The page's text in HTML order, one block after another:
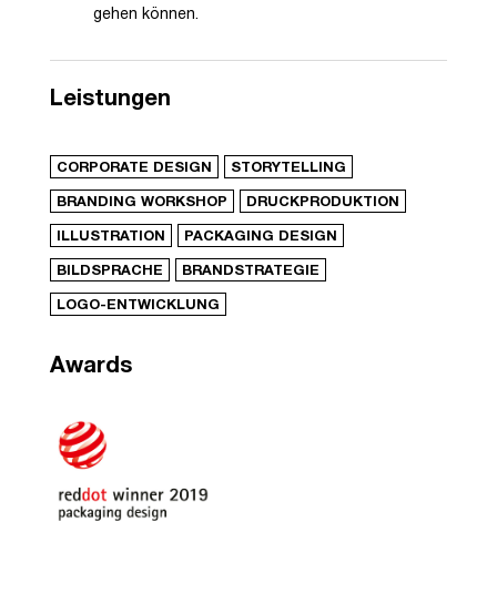
Leistungen
CORPORATE DESIGN STORYTELLING
BRANDING WORKSHOP DRUCKPRODUKTION
ILLUSTRATION PACKAGING DESIGN
BILDSPRACHE BRANDSTRATEGIE
LOGO-ENTWICKLUNG
Awards
gehen können.